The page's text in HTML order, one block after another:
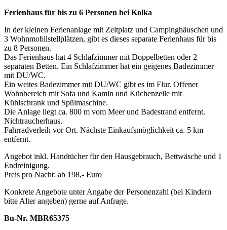
Ferienhaus für bis zu 6 Personen bei Kolka
In der kleinen Ferienanlage mit Zeltplatz und Campinghäuschen und
3 Wohnmobilstellplätzen, gibt es dieses separate Ferienhaus für bis
zu 8 Personen.
Das Ferienhaus hat 4 Schlafzimmer mit Doppelbetten oder 2
separaten Betten. Ein Schlafzimmer hat ein geigenes Badezimmer
mit DU/WC.
Ein weites Badezimmer mit DU/WC gibt es im Flur. Offener
Wohnbereich mit Sofa und Kamin und Küchenzeile mit
Kühlschrank und Spülmaschine.
Die Anlage liegt ca. 800 m vom Meer und Badestrand entfernt.
Nichtraucherhaus.
Fahrradverleih vor Ort. Nächste Einkaufsmöglichkeit ca. 5 km
entfernt.
Angebot inkl. Handtücher für den Hausgebrauch, Bettwäsche und 1
Endreinigung.
Preis pro Nacht: ab 198,- Euro
Konkrete Angebote unter Angabe der Personenzahl (bei Kindern
bitte Alter angeben) gerne auf Anfrage.
Bu-Nr. MBR65375